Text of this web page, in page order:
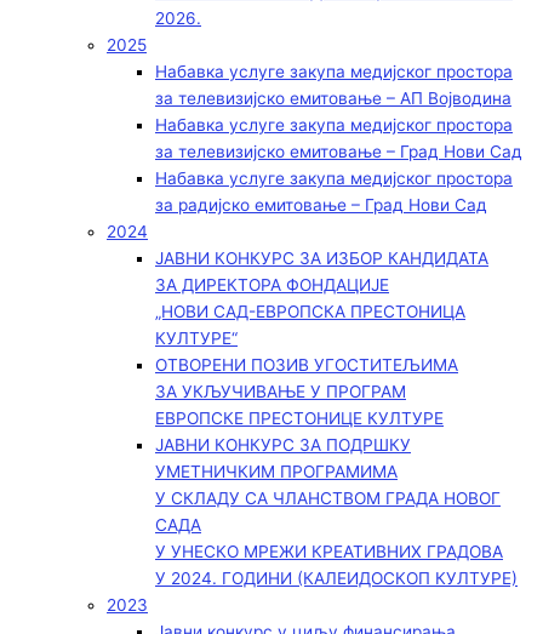
2026.
2025
Набавка услуге закупа медијског простора
за телевизијско емитовање – АП Војводинa
Набавка услуге закупа медијског простора
за телевизијско емитовање – Град Нови Сад
Набавка услуге закупа медијског простора
за радијско емитовање – Град Нови Сад
2024
ЈАВНИ КОНКУРС ЗА ИЗБОР КАНДИДАТА
ЗА ДИРЕКТОРА ФОНДАЦИЈЕ
„НОВИ САД-ЕВРОПСКА ПРЕСТОНИЦА
КУЛТУРЕ“
ОТВОРЕНИ ПОЗИВ УГОСТИТЕЉИМА
ЗА УКЉУЧИВАЊЕ У ПРОГРАМ
ЕВРОПСКЕ ПРЕСТОНИЦЕ КУЛТУРЕ
ЈАВНИ КОНКУРС ЗА ПОДРШКУ
УМЕТНИЧКИМ ПРОГРАМИМА
У СКЛАДУ СА ЧЛАНСТВОМ ГРАДА НОВОГ
САДА
У УНЕСКО МРЕЖИ КРЕАТИВНИХ ГРАДОВА
У 2024. ГОДИНИ (КАЛЕИДОСКОП КУЛТУРЕ)
2023